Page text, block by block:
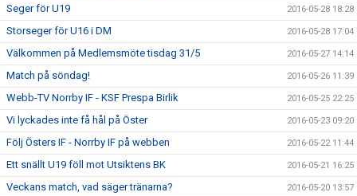
Seger för U19 2016-05-28 18:28
Storseger för U16 i DM 2016-05-28 17:04
Välkommen på Medlemsmöte tisdag 31/5 2016-05-27 14:14
Match på söndag! 2016-05-26 11:39
Webb-TV Norrby IF - KSF Prespa Birlik 2016-05-25 22:25
Vi lyckades inte få hål på Öster 2016-05-23 09:20
Följ Östers IF - Norrby IF på webben 2016-05-22 11:44
Ett snällt U19 föll mot Utsiktens BK 2016-05-21 16:25
Veckans match, vad säger tränarna? 2016-05-20 13:57